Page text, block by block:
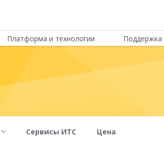
Платформа и технологии Поддержка
Сервисы ИТС Цена